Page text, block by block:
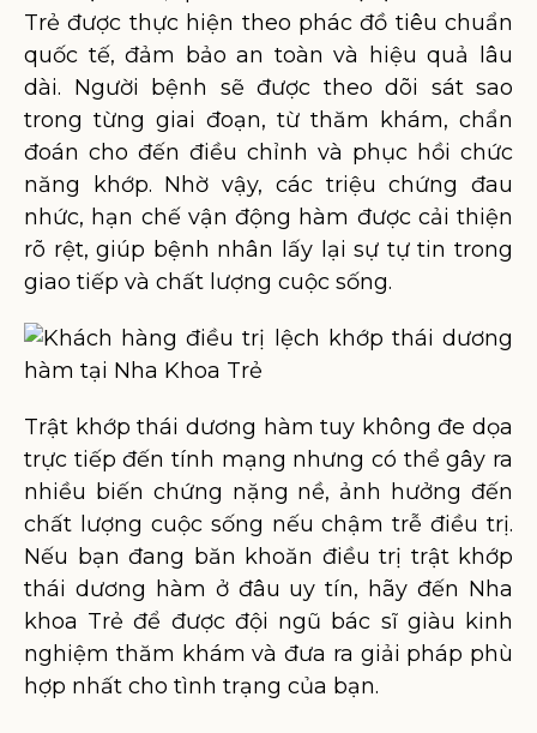
Trẻ được thực hiện theo phác đồ tiêu chuẩn
quốc tế, đảm bảo an toàn và hiệu quả lâu
dài. Người bệnh sẽ được theo dõi sát sao
trong từng giai đoạn, từ thăm khám, chẩn
đoán cho đến điều chỉnh và phục hồi chức
năng khớp. Nhờ vậy, các triệu chứng đau
nhức, hạn chế vận động hàm được cải thiện
rõ rệt, giúp bệnh nhân lấy lại sự tự tin trong
giao tiếp và chất lượng cuộc sống.
Trật khớp thái dương hàm tuy không đe dọa
trực tiếp đến tính mạng nhưng có thể gây ra
nhiều biến chứng nặng nề, ảnh hưởng đến
chất lượng cuộc sống nếu chậm trễ điều trị.
Nếu bạn đang băn khoăn điều trị trật khớp
thái dương hàm ở đâu uy tín, hãy đến Nha
khoa Trẻ để được đội ngũ bác sĩ giàu kinh
nghiệm thăm khám và đưa ra giải pháp phù
hợp nhất cho tình trạng của bạn.